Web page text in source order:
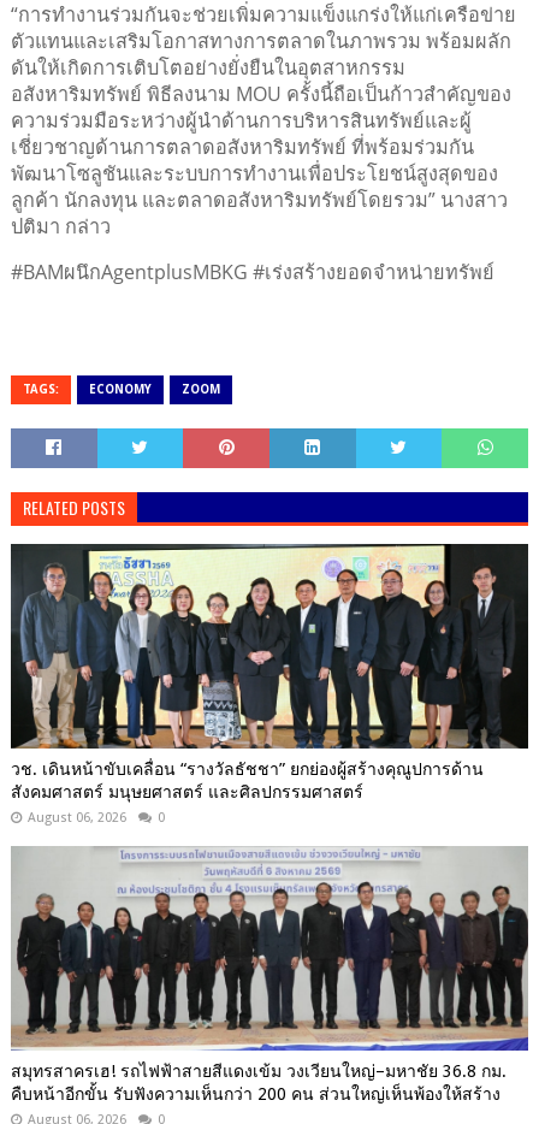
“การทำงานร่วมกันจะช่วยเพิ่มความแข็งแกร่งให้แก่เครือข่าย
ตัวแทนและเสริมโอกาสทางการตลาดในภาพรวม พร้อมผลัก
ดันให้เกิดการเติบโตอย่างยั่งยืนในอุตสาหกรรม
อสังหาริมทรัพย์ พิธีลงนาม MOU ครั้งนี้ถือเป็นก้าวสำคัญของ
ความร่วมมือระหว่างผู้นำด้านการบริหารสินทรัพย์และผู้
เชี่ยวชาญด้านการตลาดอสังหาริมทรัพย์ ที่พร้อมร่วมกัน
พัฒนาโซลูชันและระบบการทำงานเพื่อประโยชน์สูงสุดของ
ลูกค้า นักลงทุน และตลาดอสังหาริมทรัพย์โดยรวม” นางสาว
ปติมา กล่าว
#BAMผนึกAgentplusMBKG #เร่งสร้างยอดจำหน่ายทรัพย์
TAGS: ECONOMY ZOOM
RELATED POSTS
วช. เดินหน้าขับเคลื่อน “รางวัลธัชชา” ยกย่องผู้สร้างคุณูปการด้าน
สังคมศาสตร์ มนุษยศาสตร์ และศิลปกรรมศาสตร์
August 06, 2026 0
สมุทรสาครเฮ! รถไฟฟ้าสายสีแดงเข้ม วงเวียนใหญ่–มหาชัย 36.8 กม.
คืบหน้าอีกขั้น รับฟังความเห็นกว่า 200 คน ส่วนใหญ่เห็นพ้องให้สร้าง
August 06, 2026 0